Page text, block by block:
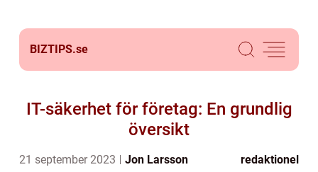
BIZTIPS.se
IT-säkerhet för företag: En grundlig
översikt
21 september 2023 Jon Larsson redaktionel